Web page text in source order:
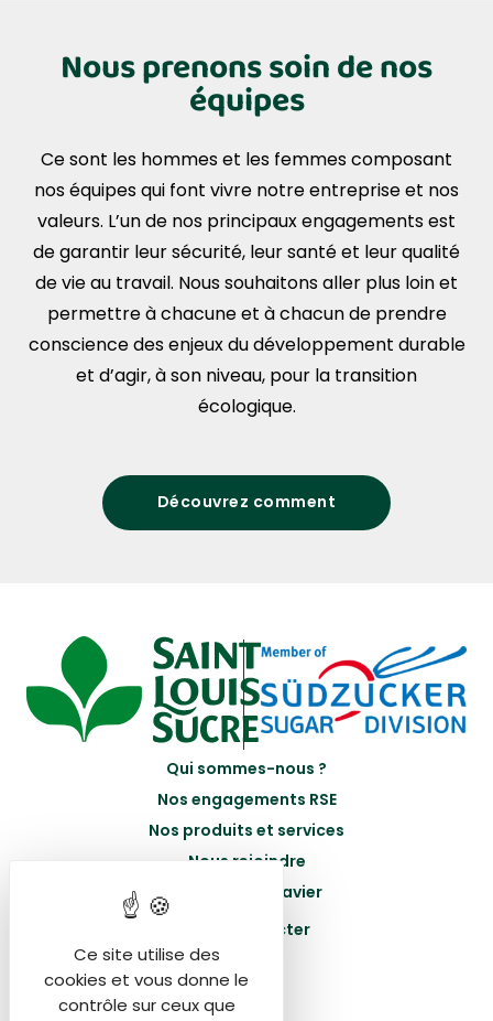
Nous prenons soin de nos
équipes
Ce sont les hommes et les femmes composant
nos équipes qui font vivre notre entreprise et nos
valeurs. L’un de nos principaux engagements est
de garantir leur sécurité, leur santé et leur qualité
de vie au travail. Nous souhaitons aller plus loin et
permettre à chacune et à chacun de prendre
conscience des enjeux du développement durable
et d’agir, à son niveau, pour la transition
écologique.
Découvrez comment
Qui sommes-nous ?
Nos engagements RSE
Nos produits et services
Nous rejoindre
Portail Betteravier
Nous contacter
Ce site utilise des
cookies et vous donne le
contrôle sur ceux que